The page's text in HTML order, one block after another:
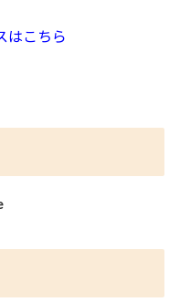
はこちら